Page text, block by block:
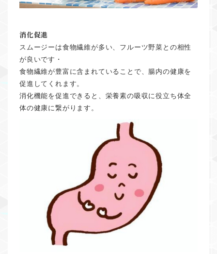
消化促進
スムージーは食物繊維が多い、フルーツ野菜との相性
が良いです・
食物繊維が豊富に含まれていることで、腸内の健康を
促進してくれます。
消化機能を促進できると、栄養素の吸収に役立ち体全
体の健康に繋がります。